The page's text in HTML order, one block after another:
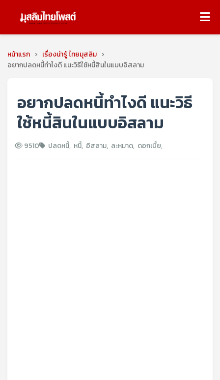
หน้าแรก › เรื่องน่ารู้ ไทยมุสลิม ›
อยากปลดหนี้ทําไงดี แนะวิธีใช้หนี้สินในแบบอิสลาม
อยากปลดหนี้ทําไงดี แนะวิธี
ใช้หนี้สินในแบบอิสลาม
9510 ปลดหนี้, หนี้, อิสลาม, ละหมาด, ดอกเบี้ย,